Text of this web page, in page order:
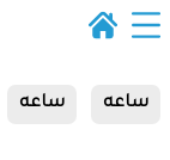
ساعه ساعه